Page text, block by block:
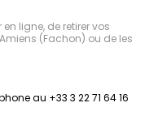
ligne, de retirer vos
(Fachon) ou de les
au +33 3 22 71 64 16